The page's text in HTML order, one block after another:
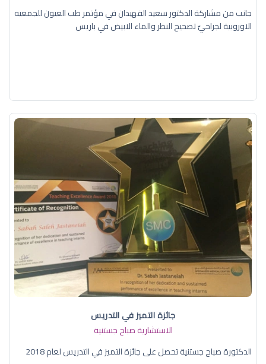
جانب من مشاركة الدكتور سعيد القهيدان في مؤتمر طب العيون للجمعيه
الاوروبية لجراحيّ تصحيح النظر والماء الابيض في باريس
جائزة التميز في التدريس
الاستشارية صباح جستنية
الدكتورة صباح جستنية تحصل على جائزة التميز في التدريس لعام 2018